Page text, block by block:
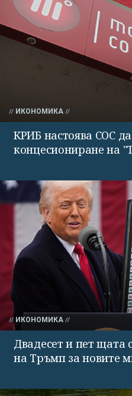
ИКОНОМИКА
КРИБ настоява СОС
концесиониране на
ИКОНОМИКА
Двадесет и пет щата
на Тръмп за новите